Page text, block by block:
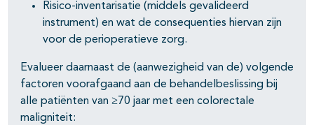
Risico-inventarisatie (middels gevalideerd
instrument) en wat de consequenties hiervan zijn
voor de perioperatieve zorg.
Evalueer daarnaast de (aanwezigheid van de) volgende
factoren voorafgaand aan de behandelbeslissing bij
alle patiënten van ≥70 jaar met een colorectale
maligniteit: